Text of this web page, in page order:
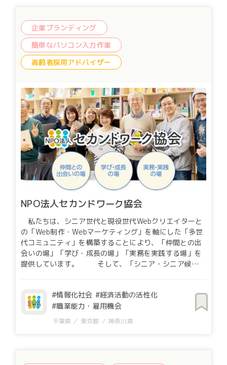
企業ブランディング
簡単なパソコン入力作業
高齢者採用アドバイザー
NPO法人セカンドワーク協会
私たちは、シニア世代と現役世代Webクリエイターと
の「Web制作・Webマーケティング」を軸にした「多世
代コミュニティ」を構築することにより、「仲間との出
会いの場」「学び・成長の場」「実務を実践する場」を
提供しています。 そして、「シニア・シニア候補世
「シニア・シニア候補世代」は現役世代からの支援を受
けつつWeb制作の実践を積むことで、仕事仲間と出会
い、自ら学び、成長し、働きがい・やりがいのある「第
情報化社会
経済活動の活性化
職業能力・雇用機会
千葉県 東京都 神奈川県